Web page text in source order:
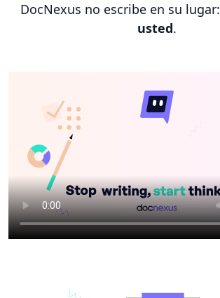
DocNexus no escribe en su lugar:
usted.